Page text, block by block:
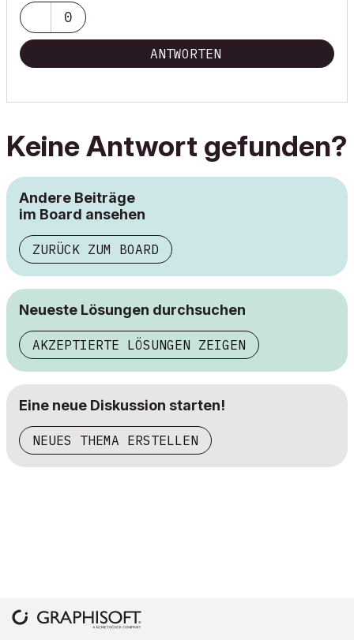
0
ANTWORTEN
Keine Antwort gefunden?
Andere Beiträge
im Board ansehen
ZURÜCK ZUM BOARD
Neueste Lösungen durchsuchen
AKZEPTIERTE LÖSUNGEN ZEIGEN
Eine neue Diskussion starten!
NEUES THEMA ERSTELLEN